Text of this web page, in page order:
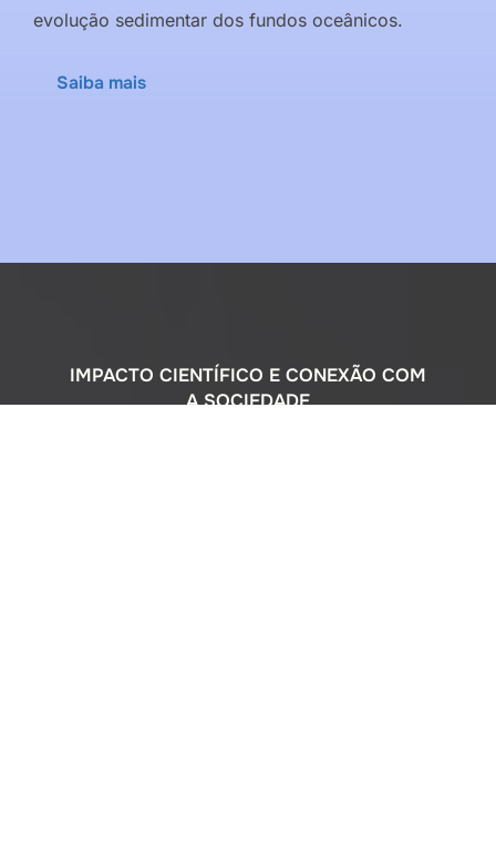
evolução sedimentar dos fundos oceânicos.
Saiba mais
IMPACTO CIENTÍFICO E CONEXÃO COM
A SOCIEDADE